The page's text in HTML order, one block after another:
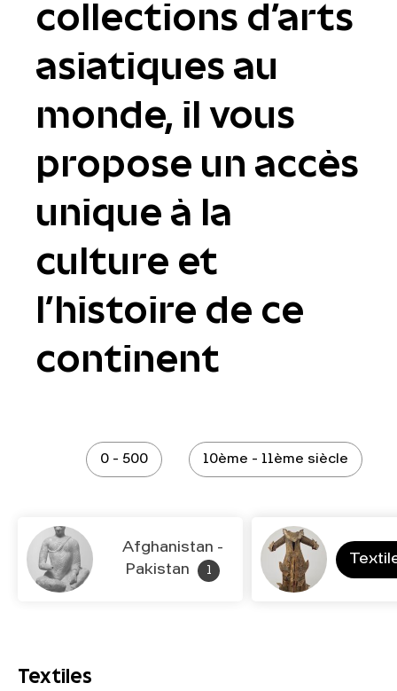
collections d'arts
asiatiques au
monde, il vous
propose un accès
unique à la
culture et
l’histoire de ce
continent
0 - 500 10ème - 11ème siècle
Afghanistan -
Pakistan
Textiles